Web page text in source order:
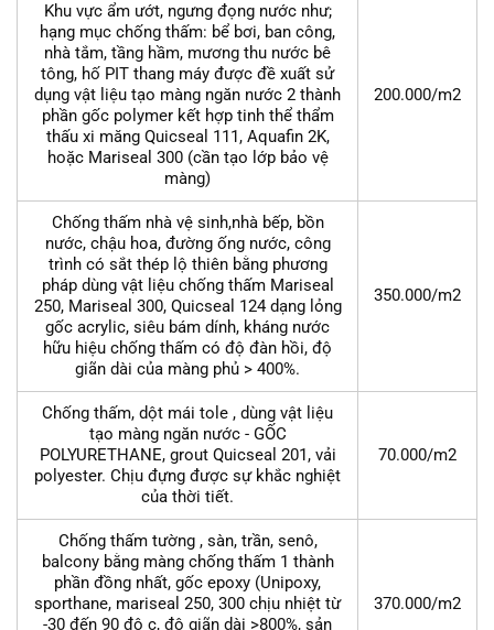
Khu vực ẩm ướt, ngưng đọng nước như;
hạng mục chống thấm: bể bơi, ban công,
nhà tắm, tầng hầm, mương thu nước bê
tông, hố PIT thang máy được đề xuất sử
dụng vật liệu tạo màng ngăn nước 2 thành
phần gốc polymer kết hợp tinh thể thẩm
thấu xi măng Quicseal 111, Aquafin 2K,
hoặc Mariseal 300 (cần tạo lớp bảo vệ
màng)
200.000/m2
Chống thấm nhà vệ sinh,nhà bếp, bồn
nước, chậu hoa, đường ống nước, công
trình có sắt thép lộ thiên bằng phương
pháp dùng vật liệu chống thấm Mariseal
250, Mariseal 300, Quicseal 124 dạng lỏng
gốc acrylic, siêu bám dính, kháng nước
hữu hiệu chống thấm có độ đàn hồi, độ
giãn dài của màng phủ > 400%.
350.000/m2
Chống thấm, dột mái tole , dùng vật liệu
tạo màng ngăn nước - GỐC
POLYURETHANE, grout Quicseal 201, vải
polyester. Chịu đựng được sự khắc nghiệt
của thời tiết.
70.000/m2
Chống thấm tường , sàn, trần, senô,
balcony bằng màng chống thấm 1 thành
phần đồng nhất, gốc epoxy (Unipoxy,
sporthane, mariseal 250, 300 chịu nhiệt từ
-30 đến 90 độ c, độ giãn dài >800%, sản
370.000/m2